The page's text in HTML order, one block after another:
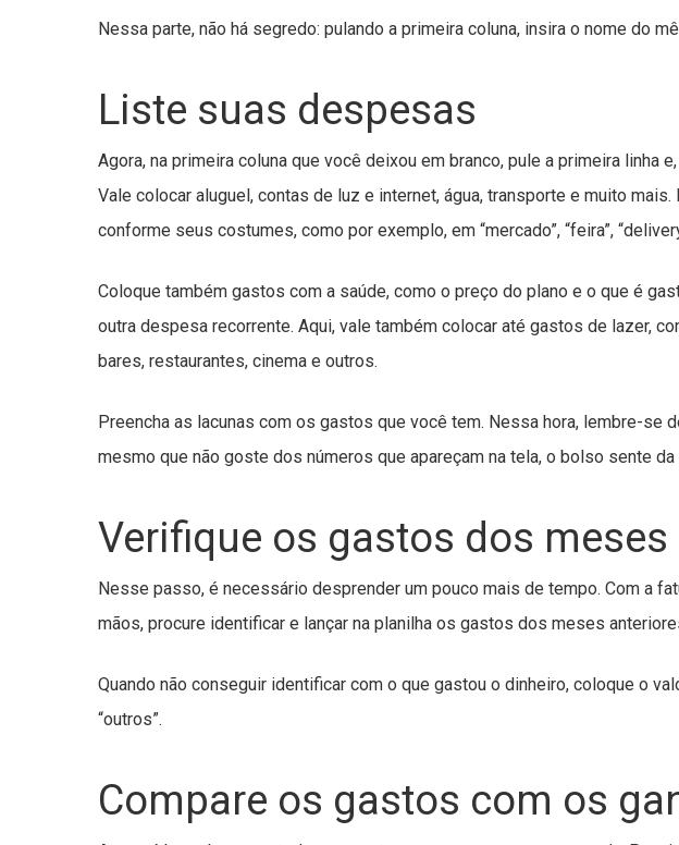
Nessa parte, não há segredo: pulando a primeira coluna, insira o nome do
Liste suas despesas
Agora, na primeira coluna que você deixou em branco, pule a primeira linha
Vale colocar aluguel, contas de luz e internet, água, transporte e muito
conforme seus costumes, como por exemplo, em “mercado”, “feira”,
Coloque também gastos com a saúde, como o preço do plano e o que é
outra despesa recorrente. Aqui, vale também colocar até gastos de lazer,
bares, restaurantes, cinema e outros.
Preencha as lacunas com os gastos que você tem. Nessa hora, lembre-se
mesmo que não goste dos números que apareçam na tela, o bolso sente da
Verifique os gastos dos
Nesse passo, é necessário desprender um pouco mais de tempo. Com a
mãos, procure identificar e lançar na planilha os gastos dos meses
Quando não conseguir identificar com o que gastou o dinheiro, coloque o
“outros”.
Compare os gastos com os